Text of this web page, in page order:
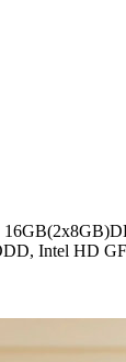
Intel HD